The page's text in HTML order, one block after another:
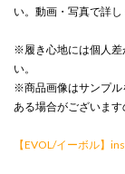
い。動画・写真で詳
※履き心地には個人差
い。
※商品画像はサンプル
ある場合がございます
【EVOL/イーボル】